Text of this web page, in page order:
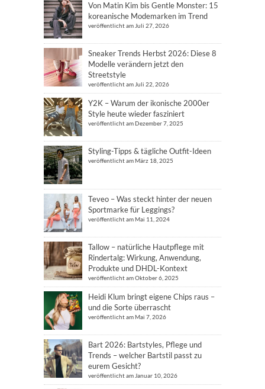
Von Matin Kim bis Gentle Monster: 15
koreanische Modemarken im Trend
veröffentlicht am Juli 27, 2026
Sneaker Trends Herbst 2026: Diese 8
Modelle verändern jetzt den
Streetstyle
veröffentlicht am Juli 22, 2026
Y2K – Warum der ikonische 2000er
Style heute wieder fasziniert
veröffentlicht am Dezember 7, 2025
Styling-Tipps & tägliche Outfit-Ideen
veröffentlicht am März 18, 2025
Teveo – Was steckt hinter der neuen
Sportmarke für Leggings?
veröffentlicht am Mai 11, 2024
Tallow – natürliche Hautpflege mit
Rindertalg: Wirkung, Anwendung,
Produkte und DHDL-Kontext
veröffentlicht am Oktober 6, 2025
Heidi Klum bringt eigene Chips raus –
und die Sorte überrascht
veröffentlicht am Mai 7, 2026
Bart 2026: Bartstyles, Pflege und
Trends – welcher Bartstil passt zu
eurem Gesicht?
veröffentlicht am Januar 10, 2026